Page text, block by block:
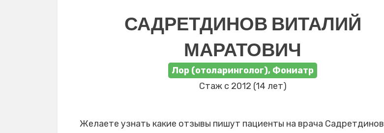
САДРЕТДИНОВ ВИТАЛИЙ
МАРАТОВИЧ
Лор (отоларинголог), Фониатр
Стаж с 2012 (14 лет)
Желаете узнать какие отзывы пишут пациенты на врача Садретдинов